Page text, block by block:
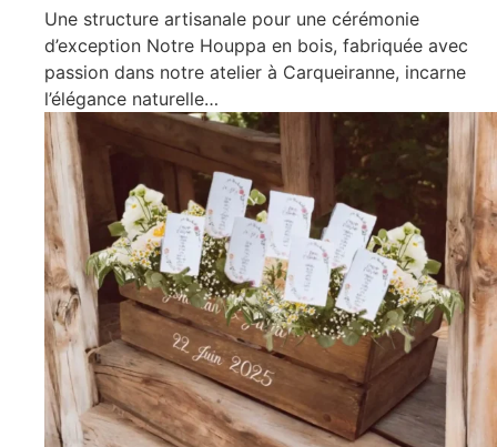
Une structure artisanale pour une cérémonie
d’exception Notre Houppa en bois, fabriquée avec
passion dans notre atelier à Carqueiranne, incarne
l’élégance naturelle…